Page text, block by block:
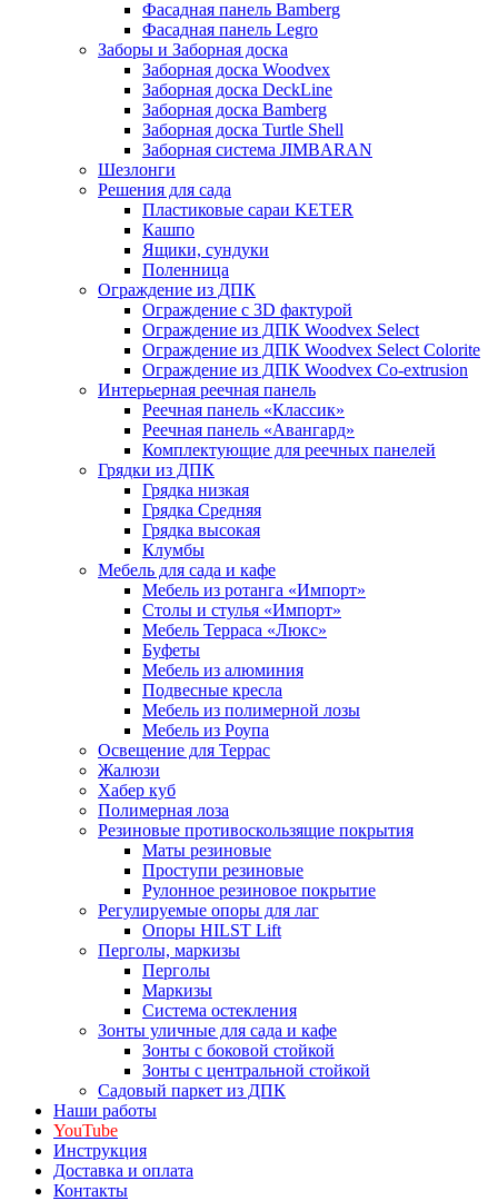
Фасадная панель Bamberg
Фасадная панель Legro
Заборы и Заборная доска
Заборная доска Woodvex
Заборная доска DeckLine
Заборная доска Bamberg
Заборная доска Turtle Shell
Заборная система JIMBARAN
Шезлонги
Решения для сада
Пластиковые сараи KETER
Кашпо
Ящики, сундуки
Поленница
Ограждение из ДПК
Ограждение с 3D фактурой
Ограждение из ДПК Woodvex Select
Ограждение из ДПК Woodvex Select Colorite
Ограждение из ДПК Woodvex Co-extrusion
Интерьерная реечная панель
Реечная панель «Классик»
Реечная панель «Авангард»
Комплектующие для реечных панелей
Грядки из ДПК
Грядка низкая
Грядка Средняя
Грядка высокая
Клумбы
Мебель для сада и кафе
Мебель из ротанга «Импорт»
Столы и стулья «Импорт»
Мебель Терраса «Люкс»
Буфеты
Мебель из алюминия
Подвесные кресла
Мебель из полимерной лозы
Мебель из Роупа
Освещение для Террас
Жалюзи
Хабер куб
Полимерная лоза
Резиновые противоскользящие покрытия
Маты резиновые
Проступи резиновые
Рулонное резиновое покрытие
Регулируемые опоры для лаг
Опоры HILST Lift
Перголы, маркизы
Перголы
Маркизы
Система остекления
Зонты уличные для сада и кафе
Зонты с боковой стойкой
Зонты с центральной стойкой
Садовый паркет из ДПК
Наши работы
YouTube
Инструкция
Доставка и оплата
Контакты